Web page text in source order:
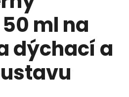
ml na
dýchací a
HLEDAT